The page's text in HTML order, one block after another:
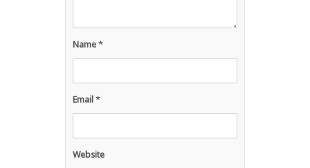
Name *
Email *
Website